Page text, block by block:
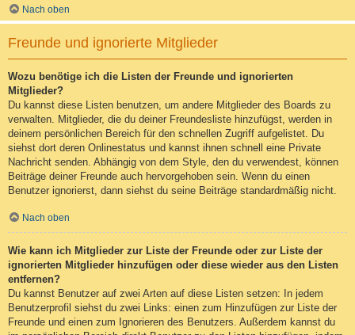
Nach oben
Freunde und ignorierte Mitglieder
Wozu benötige ich die Listen der Freunde und ignorierten
Mitglieder?
Du kannst diese Listen benutzen, um andere Mitglieder des Boards zu
verwalten. Mitglieder, die du deiner Freundesliste hinzufügst, werden in
deinem persönlichen Bereich für den schnellen Zugriff aufgelistet. Du
siehst dort deren Onlinestatus und kannst ihnen schnell eine Private
Nachricht senden. Abhängig von dem Style, den du verwendest, können
Beiträge deiner Freunde auch hervorgehoben sein. Wenn du einen
Benutzer ignorierst, dann siehst du seine Beiträge standardmäßig nicht.
Nach oben
Wie kann ich Mitglieder zur Liste der Freunde oder zur Liste der
ignorierten Mitglieder hinzufügen oder diese wieder aus den Listen
entfernen?
Du kannst Benutzer auf zwei Arten auf diese Listen setzen: In jedem
Benutzerprofil siehst du zwei Links: einen zum Hinzufügen zur Liste der
Freunde und einen zum Ignorieren des Benutzers. Außerdem kannst du